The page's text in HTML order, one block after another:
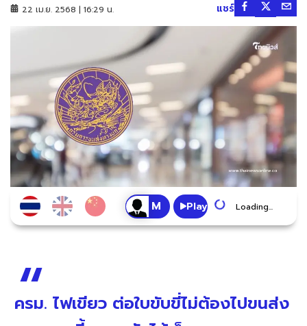
22 เม.ย. 2568 | 16:29 น. แชร์
Play Loading...
ครม. ไฟเขียว ต่อใบขับขี่ไม่ต้องไปขนส่ง